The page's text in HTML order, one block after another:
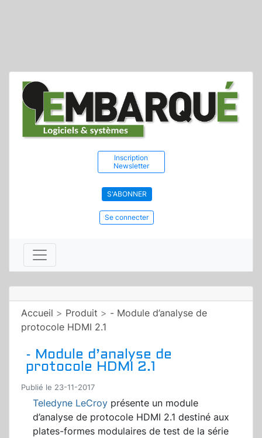
Inscription
Newsletter
S'ABONNER
Se connecter
Accueil > Produit > - Module d’analyse de
protocole HDMI 2.1
- Module d’analyse de
protocole HDMI 2.1
Publié le 23-11-2017
Teledyne LeCroy présente un module
d’analyse de protocole HDMI 2.1 destiné aux
plates-formes modulaires de test de la série